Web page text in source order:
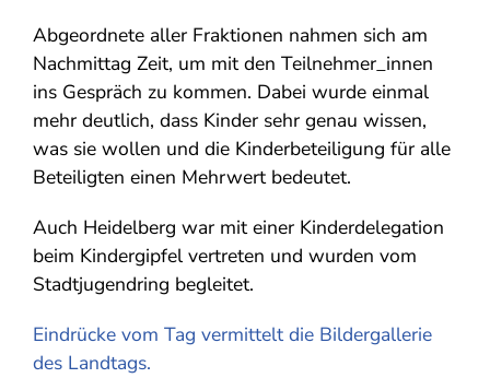
Abgeordnete aller Fraktionen nahmen sich am
Nachmittag Zeit, um mit den Teilnehmer_innen
ins Gespräch zu kommen. Dabei wurde einmal
mehr deutlich, dass Kinder sehr genau wissen,
was sie wollen und die Kinderbeteiligung für alle
Beteiligten einen Mehrwert bedeutet.
Auch Heidelberg war mit einer Kinderdelegation
beim Kindergipfel vertreten und wurden vom
Stadtjugendring begleitet.
Eindrücke vom Tag vermittelt die Bildergallerie
des Landtags.